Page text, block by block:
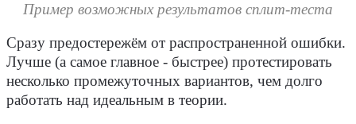
Пример возможных результатов сплит-теста
Сразу предостережём от распространенной ошибки.
Лучше (а самое главное - быстрее) протестировать
несколько промежуточных вариантов, чем долго
работать над идеальным в теории.